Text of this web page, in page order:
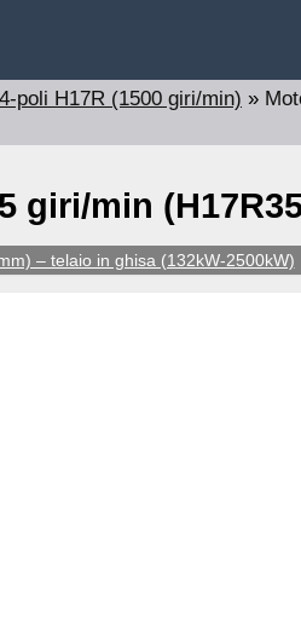
4-poli H17R (1500 giri/min) »
giri/min
– telaio in ghisa (132kW-2500kW)